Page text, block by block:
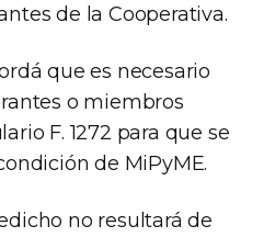
de la Cooperativa.
que es necesario
o miembros
F. 1272 para que se
de MiPyME.
no resultará de